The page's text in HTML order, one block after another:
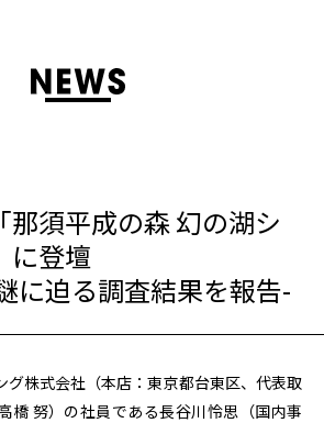
那須平成の森 幻の湖シ
に登壇
に迫る調査結果を報告-
グ株式会社（本店：東京都台東区、代表取
橋 努）の社員である長谷川怜思（国内事